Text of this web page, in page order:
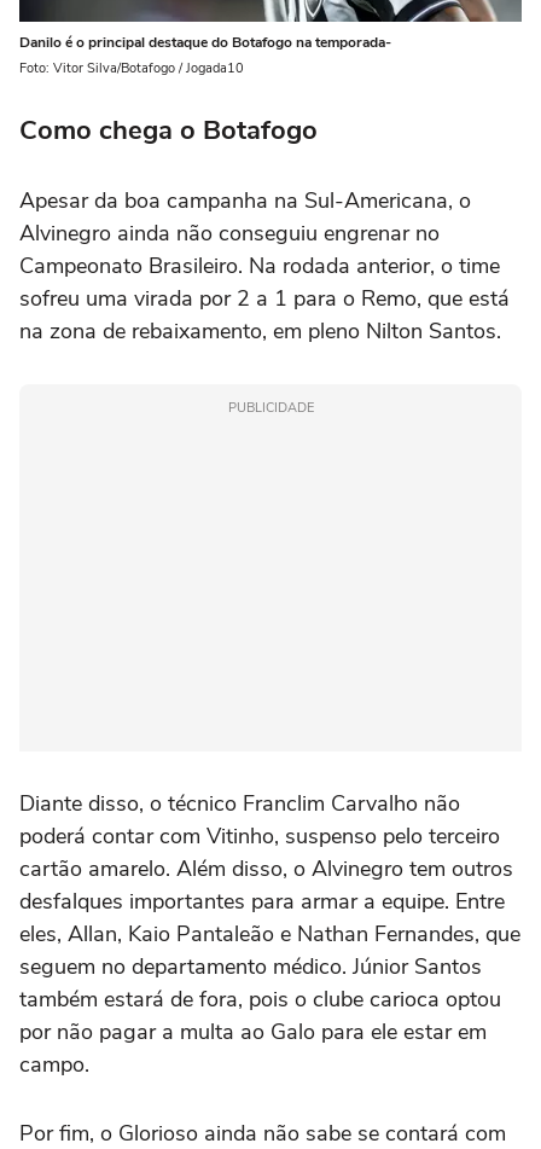
Danilo é o principal destaque do Botafogo na temporada-
Foto: Vitor Silva/Botafogo / Jogada10
Como chega o Botafogo
Apesar da boa campanha na Sul-Americana, o
Alvinegro ainda não conseguiu engrenar no
Campeonato Brasileiro. Na rodada anterior, o time
sofreu uma virada por 2 a 1 para o Remo, que está
na zona de rebaixamento, em pleno Nilton Santos.
PUBLICIDADE
Diante disso, o técnico Franclim Carvalho não
poderá contar com Vitinho, suspenso pelo terceiro
cartão amarelo. Além disso, o Alvinegro tem outros
desfalques importantes para armar a equipe. Entre
eles, Allan, Kaio Pantaleão e Nathan Fernandes, que
seguem no departamento médico. Júnior Santos
também estará de fora, pois o clube carioca optou
por não pagar a multa ao Galo para ele estar em
campo.
Por fim, o Glorioso ainda não sabe se contará com